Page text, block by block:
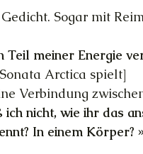
Sogar mit
Teil meiner Energie
Arctica spielt]
Verbindung
ich nicht, wie ihr das
In einem